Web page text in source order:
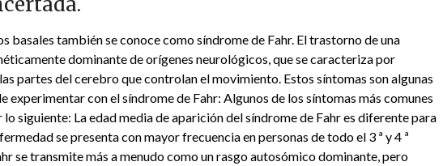
basales también se conoce como síndrome de Fahr. El trastorno de una
dominante de orígenes neurológicos, que se caracteriza por
partes del cerebro que controlan el movimiento. Estos síntomas son algunas
experimentar con el síndrome de Fahr: Algunos de los síntomas más comunes
siguiente: La edad media de aparición del síndrome de Fahr es diferente para
se presenta con mayor frecuencia en personas de todo el 3 ª y 4 ª
se transmite más a menudo como un rasgo autosómico dominante, pero